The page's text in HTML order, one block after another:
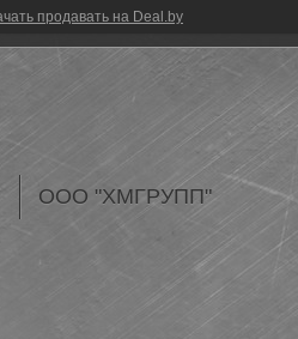
продавать на Deal.by
ООО "ХМГРУПП"